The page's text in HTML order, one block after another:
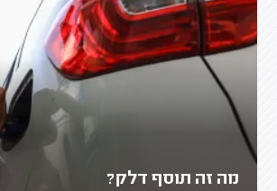
מה זה תוסף דלק?